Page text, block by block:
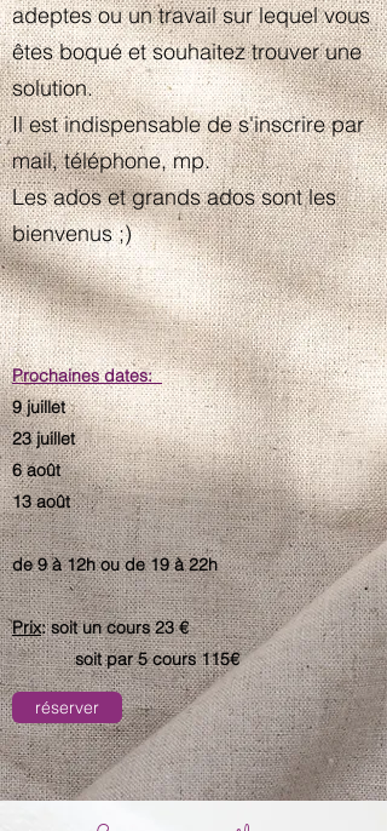
adeptes ou un travail sur lequel vous
êtes boqué et souhaitez trouver une
solution.
Il est indispensable de s'inscrire par
mail, téléphone, mp.
Les ados et grands ados sont les
bienvenus ;)
Prochaines dates:
9 juillet
23 juillet
6 août
13 août
de 9 à 12h ou de 19 à 22h
Prix: soit un cours 23 €
soit par 5 cours 115€
réserver